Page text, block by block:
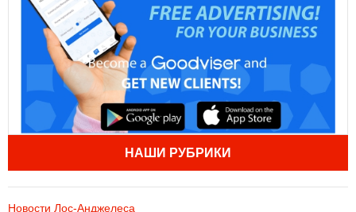
НАШИ РУБРИКИ
Новости Лос-Анджелеса